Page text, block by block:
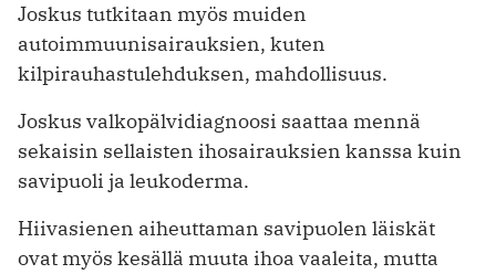
Joskus tutkitaan myös muiden
autoimmuunisairauksien, kuten
kilpirauhastulehduksen, mahdollisuus.
Joskus valkopälvidiagnoosi saattaa mennä
sekaisin sellaisten ihosairauksien kanssa kuin
savipuoli ja leukoderma.
Hiivasienen aiheuttaman savipuolen läiskät
ovat myös kesällä muuta ihoa vaaleita, mutta